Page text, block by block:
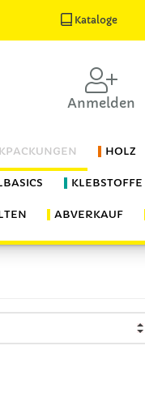
Kataloge
Anmelden
HOLZ
KLEBSTOFFE
ABVERKAUF